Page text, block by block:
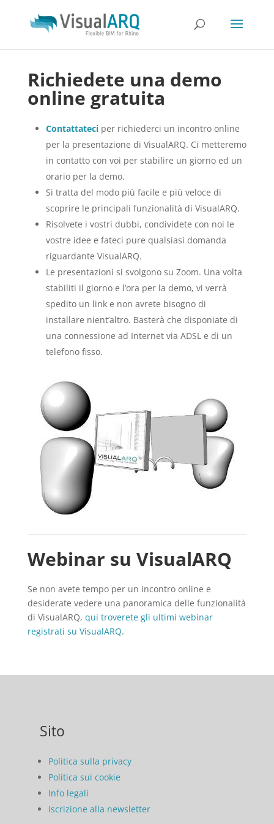
Richiedete una demo
online gratuita
Contattateciper richiederci un incontro online
per la presentazione di VisualARQ. Ci metteremo
in contatto con voi per stabilire un giorno ed un
orario per la demo.
Si tratta del modo più facile e più veloce di
scoprire le principali funzionalità di VisualARQ.
Risolvete i vostri dubbi, condividete con noi le
vostre idee e fateci pure qualsiasi domanda
riguardante VisualARQ.
Le presentazioni si svolgono su Zoom. Una volta
stabiliti il giorno e l’ora per la demo, vi verrà
spedito un link e non avrete bisogno di
installare nient’altro. Basterà che disponiate di
una connessione ad Internet via ADSL e di un
telefono fisso.
Webinar su VisualARQ
Se non avete tempo per un incontro online e
desiderate vedere una panoramica delle funzionalità
di VisualARQ, qui troverete gli ultimi webinar
registrati su VisualARQ.
Sito
Politica sulla privacy
Politica sui cookie
Info legali
Iscrizione alla newsletter